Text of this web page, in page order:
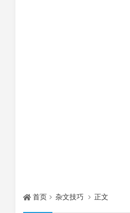
首页 杂文技巧 正文